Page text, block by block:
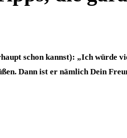
schon kannst): „Ich würde
Dann ist er nämlich Dein